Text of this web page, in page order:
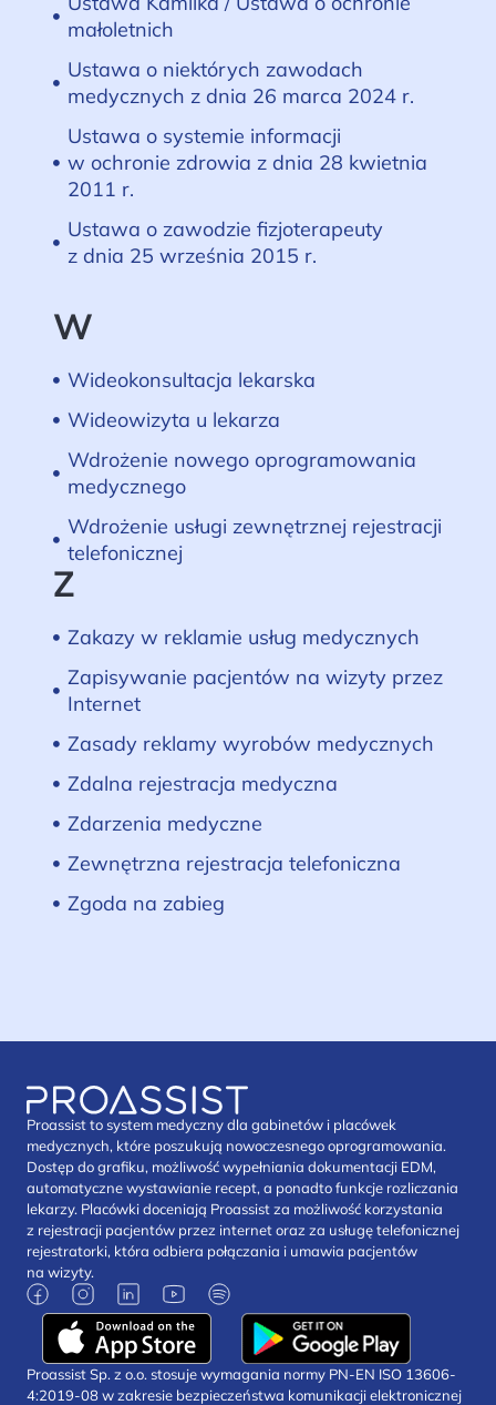
małoletnich
Ustawa o niektórych zawodach
medycznych z dnia 26 marca 2024 r.
Ustawa o systemie informacji
w ochronie zdrowia z dnia 28 kwietnia
2011 r.
Ustawa o zawodzie fizjoterapeuty
z dnia 25 września 2015 r.
W
Wideokonsultacja lekarska
Wideowizyta u lekarza
Wdrożenie nowego oprogramowania
medycznego
Wdrożenie usługi zewnętrznej rejestracji
telefonicznej
Z
Zakazy w reklamie usług medycznych
Zapisywanie pacjentów na wizyty przez
Internet
Zasady reklamy wyrobów medycznych
Zdalna rejestracja medyczna
Zdarzenia medyczne
Zewnętrzna rejestracja telefoniczna
Zgoda na zabieg
Proassist to system medyczny dla gabinetów i placówek
medycznych, które poszukują nowoczesnego oprogramowania.
Dostęp do grafiku, możliwość wypełniania dokumentacji EDM,
automatyczne wystawianie recept, a ponadto funkcje rozliczania
lekarzy. Placówki doceniają Proassist za możliwość korzystania
z rejestracji pacjentów przez internet oraz za usługę telefonicznej
rejestratorki, która odbiera połączania i umawia pacjentów
na wizyty.
Proassist Sp. z o.o. stosuje wymagania normy PN-EN ISO 13606-
4:2019-08 w zakresie bezpieczeństwa komunikacji elektronicznej